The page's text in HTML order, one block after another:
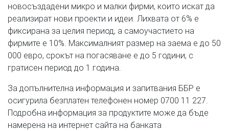
новосъздадени микро и малки фирми, които искат да
реализират нови проекти и идеи. Лихвата от 6% е
фиксирана за целия период, а самоучастието на
фирмите е 10%. Максималният размер на заема е до 50
000 евро, срокът на погасяване е до 5 години, с
гратисен период до 1 година.
За допълнителна информация и запитвания ББР е
осигурила безплатен телефонен номер 0700 11 227.
Подробна информация за продуктите може да бъде
намерена на интернет сайта на банката